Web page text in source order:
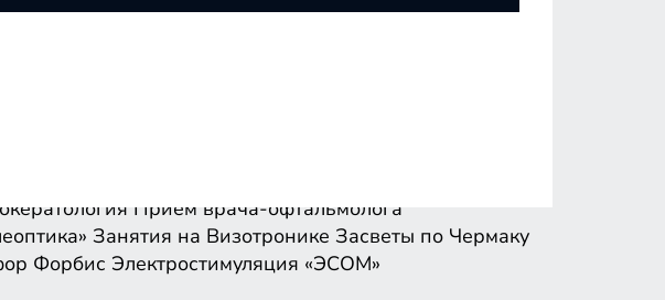
Прием врача-офтальмолога
Занятия на Визотронике Засветы по Чермаку
Форбис Электростимуляция «ЭСОМ»